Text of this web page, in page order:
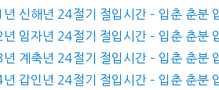
신해년 24절기 절입시간 – 입춘 춘분
임자년 24절기 절입시간 – 입춘 춘분
계축년 24절기 절입시간 – 입춘 춘분
갑인년 24절기 절입시간 – 입춘 춘분